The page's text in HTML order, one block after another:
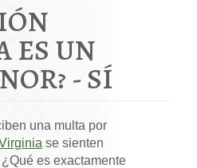
ES UN
- SÍ
una multa por
se sienten
es exactamente